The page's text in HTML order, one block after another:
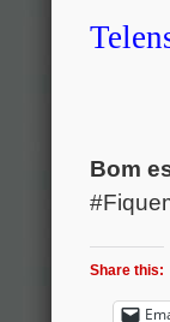
Bom
Share this: